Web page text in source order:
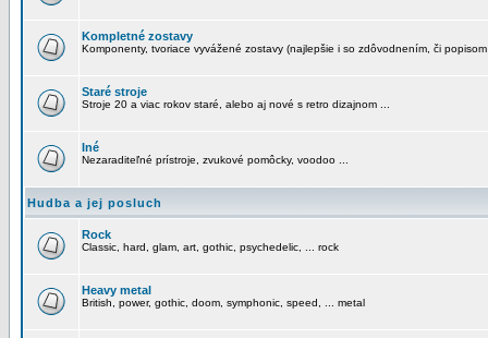
Kompletné zostavy
Komponenty, tvoriace vyvážené zostavy (najlepšie i so zdôvodnením, či
Staré stroje
Stroje 20 a viac rokov staré, alebo aj nové s retro dizajnom ...
Iné
Nezaraditeľné prístroje, zvukové pomôcky, voodoo ...
Hudba a jej posluch
Rock
Classic, hard, glam, art, gothic, psychedelic, ... rock
Heavy metal
British, power, gothic, doom, symphonic, speed, ... metal